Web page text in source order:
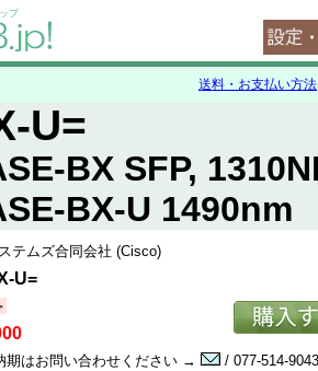
プ
送料・お支払い方法
U=
BX SFP,
BX-U 1490nm
テムズ合同会社 (Cisco)
U=
期はお問い合わせください →
/ 077-514-